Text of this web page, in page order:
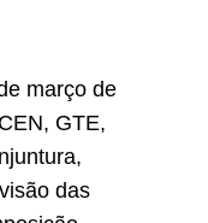
março de
GTE,
das